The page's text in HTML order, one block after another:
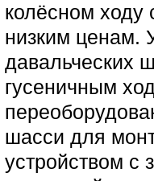
колёсном ходу
низким ценам.
давальческих
гусеничным
шасси для
устройством с